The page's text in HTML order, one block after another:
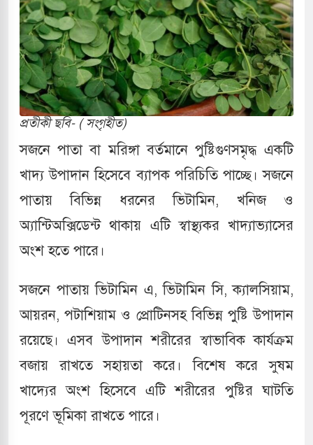
থাকুক বা না থাকুক, ইরানে একক সামরিক পদক্ষেপের
জুমার বয়ান ও নামাজ পড়াবেন দেওবন্দের
ছাড়লেন জনপ্রিয় ভারতীয় সাংবাদিক ময়ূখ রঞ্জন
অ্যারেস্ট আবেদন, বরগুনার এসআইয়ের বিরুদ্ধে
নতুন বাংলাদেশের পথচলার কেন্দ্র হবে: ড.
খাতে সৌদির বিনিয়োগের আহবান প্রধানমন্ত্রীর
ছাত্রদল ও ছাত্রলীগের আচরণ ইসরায়েলের
পথে ইসরায়েলীরা,হাতছাড়ার ঝুঁকিতে জরুরি
প্রতীকী ছবি- ( সংগৃহীত)
সজনে পাতা বা মরিঙ্গা বর্তমানে পুষ্টিগুণসমৃদ্ধ একটি
খাদ্য উপাদান হিসেবে ব্যাপক পরিচিতি পাচ্ছে। সজনে
পাতায় বিভিন্ন ধরনের ভিটামিন, খনিজ ও
অ্যান্টিঅক্সিডেন্ট থাকায় এটি স্বাস্থ্যকর খাদ্যাভ্যাসের
অংশ হতে পারে।
সজনে পাতায় ভিটামিন এ, ভিটামিন সি, ক্যালসিয়াম,
আয়রন, পটাশিয়াম ও প্রোটিনসহ বিভিন্ন পুষ্টি উপাদান
রয়েছে। এসব উপাদান শরীরের স্বাভাবিক কার্যক্রম
বজায় রাখতে সহায়তা করে। বিশেষ করে সুষম
খাদ্যের অংশ হিসেবে এটি শরীরের পুষ্টির ঘাটতি
পূরণে ভূমিকা রাখতে পারে।